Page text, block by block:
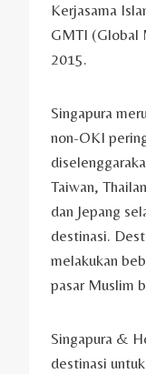
Kerjasama
GMTI (Global
2015.
Singapura
non-OKI
Taiwan,
dan Jepang
destinasi.
melakukan
pasar Muslim
Singapura &
destinasi